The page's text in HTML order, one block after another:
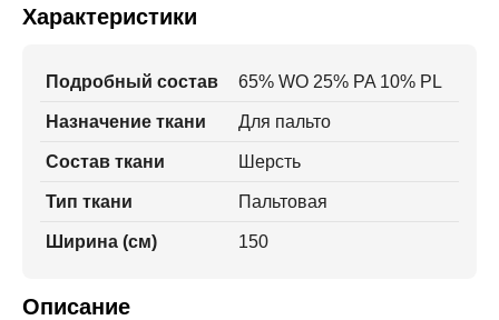
Характеристики
Подробный состав 65% WO 25% PA 10% PL
Назначение ткани Для пальто
Состав ткани Шерсть
Тип ткани Пальтовая
Ширина (см) 150
Описание